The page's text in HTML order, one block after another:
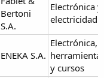
Bertoni
S.A.
Electrónica y
electricidad
ENEKA S.A.
Electrónica,
y cursos